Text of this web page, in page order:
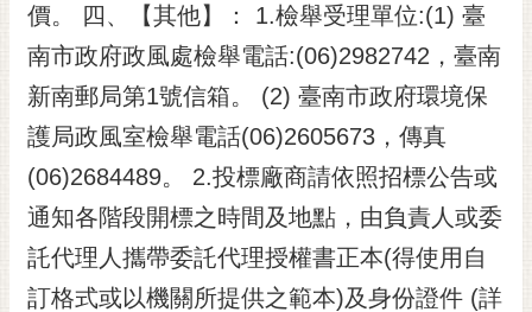
價。 四、【其他】： 1.檢舉受理單位:(1) 臺
南市政府政風處檢舉電話:(06)2982742，臺南
新南郵局第1號信箱。 (2) 臺南市政府環境保
護局政風室檢舉電話(06)2605673，傳真
(06)2684489。 2.投標廠商請依照招標公告或
通知各階段開標之時間及地點，由負責人或委
託代理人攜帶委託代理授權書正本(得使用自
訂格式或以機關所提供之範本)及身份證件 (詳